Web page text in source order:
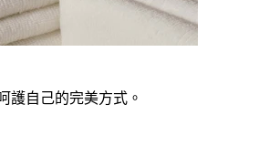
護自己的完美方式。